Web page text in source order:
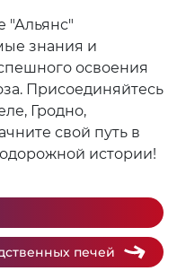
"Альянс"
знания и
освоения
Присоединяйтесь
Гродно,
свой путь в
истории!
печей